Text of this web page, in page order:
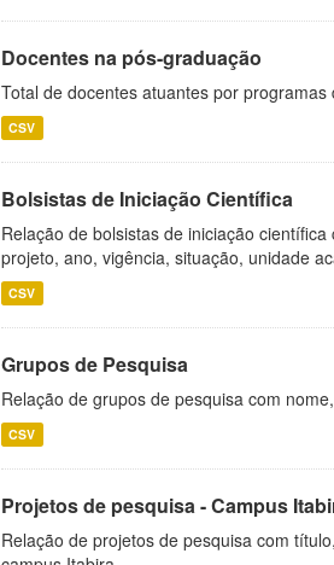
Docentes na pós-graduação
Total de docentes atuantes por programas
CSV
Bolsistas de Iniciação Científica
Relação de bolsistas de iniciação
projeto, ano, vigência, situação, unidade
CSV
Grupos de Pesquisa
Relação de grupos de pesquisa com
CSV
Projetos de pesquisa - Campus
Relação de projetos de pesquisa com